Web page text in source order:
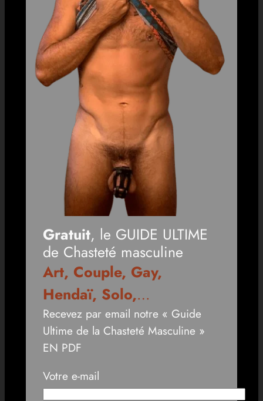
Gratuit, le GUIDE ULTIME
de Chasteté masculine
Art, Couple, Gay,
Hendaï, Solo,…
Recevez par email notre « Guide
Ultime de la Chasteté Masculine »
EN PDF
Votre e-mail